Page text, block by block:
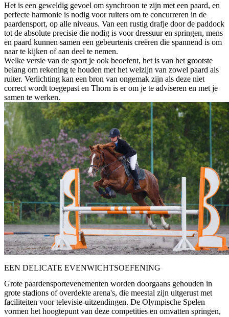
Het is een geweldig gevoel om synchroon te zijn met een paard, en
perfecte harmonie is nodig voor ruiters om te concurreren in de
paardensport, op alle niveaus. Van een rustig drafje door de paddock
tot de absolute precisie die nodig is voor dressuur en springen, mens
en paard kunnen samen een gebeurtenis creëren die spannend is om
naar te kijken of aan deel te nemen.
Welke versie van de sport je ook beoefent, het is van het grootste
belang om rekening te houden met het welzijn van zowel paard als
ruiter. Verlichting kan een bron van ongemak zijn als deze niet
correct wordt toegepast en Thorn is er om je te adviseren en met je
samen te werken.
EEN DELICATE EVENWICHTSOEFENING
Grote paardensportevenementen worden doorgaans gehouden in
grote stadions of overdekte arena's, die meestal zijn uitgerust met
faciliteiten voor televisie-uitzendingen. De Olympische Spelen
vormen het hoogtepunt van deze competities en omvatten springen,